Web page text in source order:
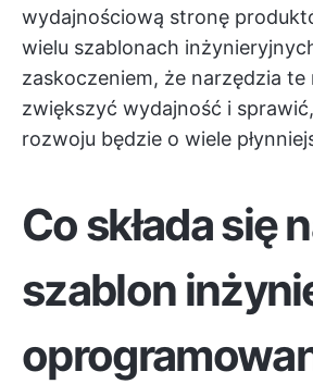
wydajnościową stronę
wielu szablonach
zaskoczeniem, że narzędzia
zwiększyć wydajność i
rozwoju będzie o wiele
Co składa się
szablon